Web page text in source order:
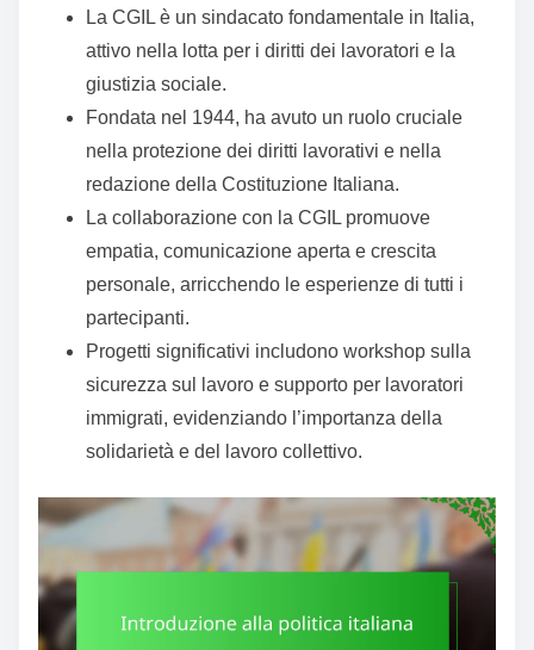
La CGIL è un sindacato fondamentale in Italia,
attivo nella lotta per i diritti dei lavoratori e la
giustizia sociale.
Fondata nel 1944, ha avuto un ruolo cruciale
nella protezione dei diritti lavorativi e nella
redazione della Costituzione Italiana.
La collaborazione con la CGIL promuove
empatia, comunicazione aperta e crescita
personale, arricchendo le esperienze di tutti i
partecipanti.
Progetti significativi includono workshop sulla
sicurezza sul lavoro e supporto per lavoratori
immigrati, evidenziando l’importanza della
solidarietà e del lavoro collettivo.